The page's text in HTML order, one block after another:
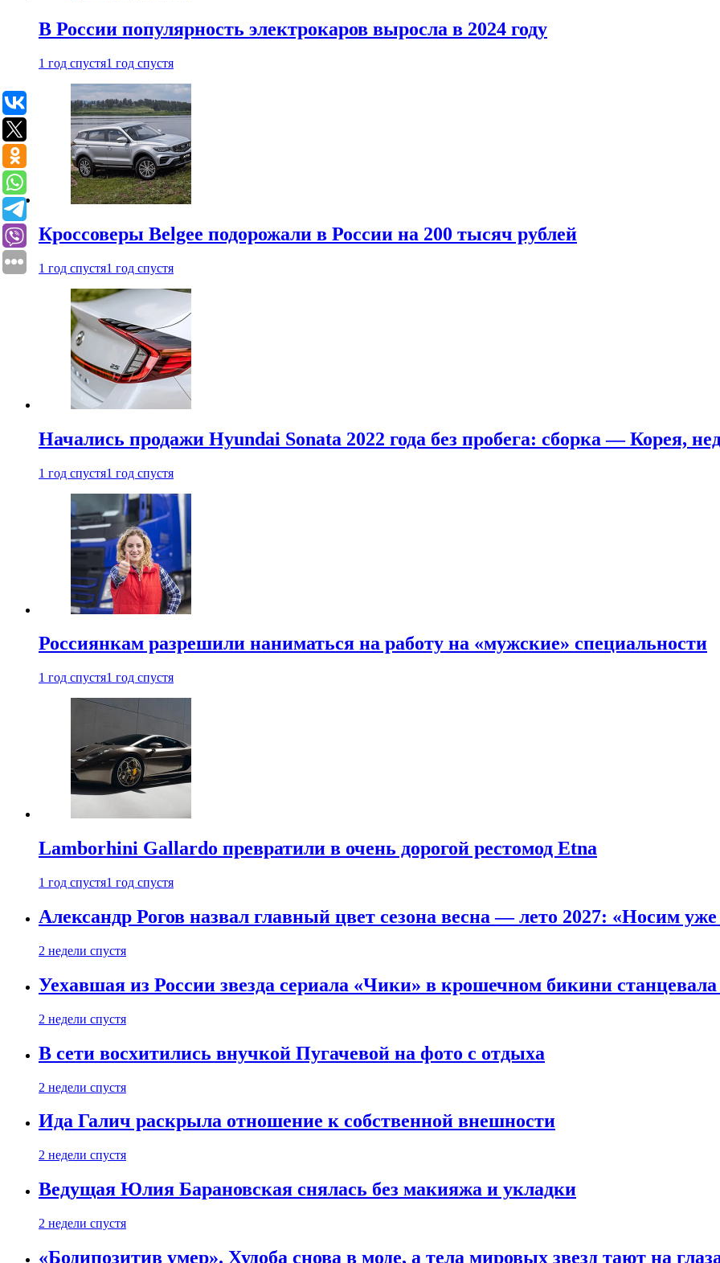
В России популярность электрокаров выросла в 2024 году
1 год спустя1 год спустя
Кроссоверы Belgee подорожали в России на 200 тысяч рублей
1 год спустя1 год спустя
Начались продажи Hyundai Sonata 2022 года без пробега: сборка — Корея,
1 год спустя1 год спустя
Россиянкам разрешили наниматься на работу на «мужские» специальности
1 год спустя1 год спустя
Lamborhini Gallardo превратили в очень дорогой рестомод Etna
1 год спустя1 год спустя
Александр Рогов назвал главный цвет сезона весна — лето 2027: «Носим уже
2 недели спустя
Уехавшая из России звезда сериала «Чики» в крошечном бикини станцевала
2 недели спустя
В сети восхитились внучкой Пугачевой на фото с отдыха
2 недели спустя
Ида Галич раскрыла отношение к собственной внешности
2 недели спустя
Ведущая Юлия Барановская снялась без макияжа и укладки
2 недели спустя
«Бодипозитив умер». Худоба снова в моде, а тела мировых звезд тают на